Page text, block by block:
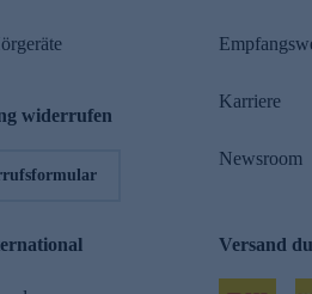
widerrufen
Karriere
Newsroom
Versand